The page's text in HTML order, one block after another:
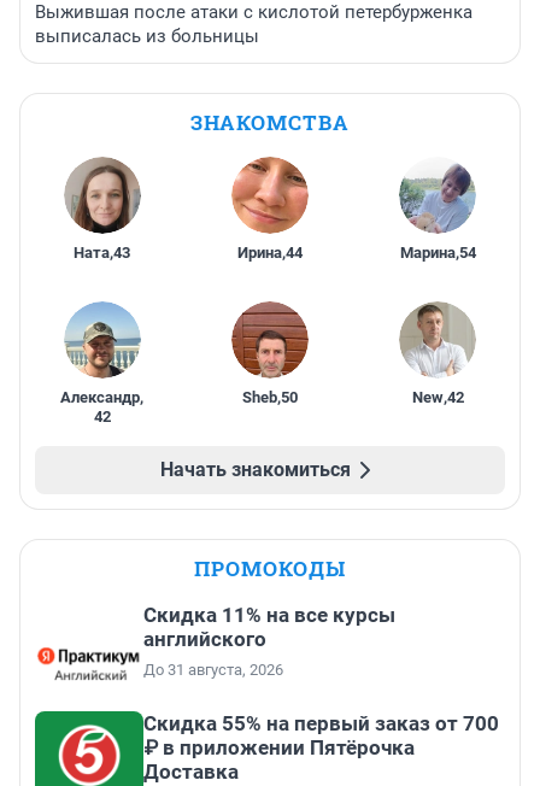
Выжившая после атаки с кислотой петербурженка
выписалась из больницы
ЗНАКОМСТВА
Ната,43 Ирина,44 Марина,54
Александр,
42
Sheb,50 New,42
Начать знакомиться
ПРОМОКОДЫ
Скидка 11% на все курсы
английского
До 31 августа, 2026
Скидка 55% на первый заказ от 700
₽ в приложении Пятёрочка
Доставка